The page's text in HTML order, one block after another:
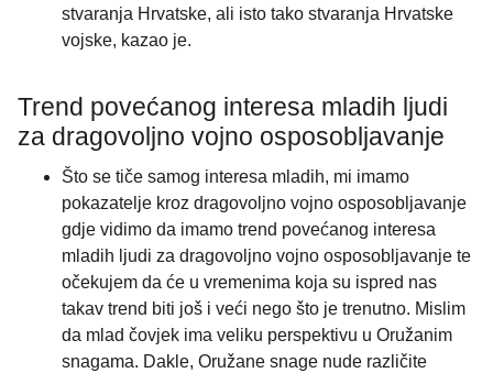
stvaranja Hrvatske, ali isto tako stvaranja Hrvatske
vojske, kazao je.
Trend povećanog interesa mladih ljudi
za dragovoljno vojno osposobljavanje
Što se tiče samog interesa mladih, mi imamo
pokazatelje kroz dragovoljno vojno osposobljavanje
gdje vidimo da imamo trend povećanog interesa
mladih ljudi za dragovoljno vojno osposobljavanje te
očekujem da će u vremenima koja su ispred nas
takav trend biti još i veći nego što je trenutno. Mislim
da mlad čovjek ima veliku perspektivu u Oružanim
snagama. Dakle, Oružane snage nude različite